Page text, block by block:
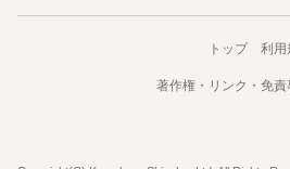
トップ 利用
著作権・リンク・免責